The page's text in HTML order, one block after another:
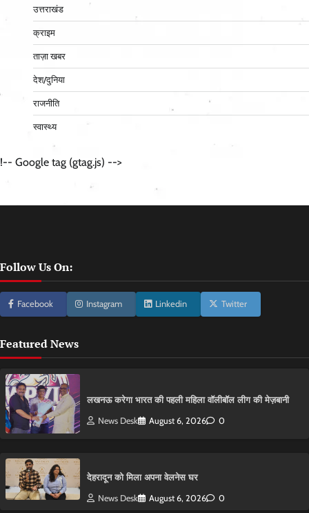
उत्तराखंड
क्राइम
ताज़ा खबर
देश/दुनिया
राजनीति
स्वास्थ्य
!-- Google tag (gtag.js) -->
Follow Us On:
Facebook Instagram Linkedin Twitter
Featured News
लखनऊ करेगा भारत की पहली महिला वॉलीबॉल लीग की मेज़बानी
News Desk August 6, 2026 0
देहरादून को मिला अपना वेलनेस घर
News Desk August 6, 2026 0